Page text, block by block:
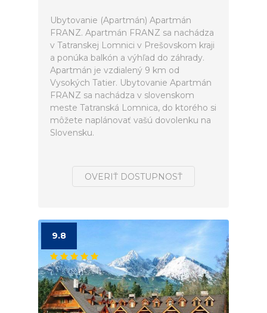
Ubytovanie (Apartmán) Apartmán
FRANZ. Apartmán FRANZ sa nachádza
v Tatranskej Lomnici v Prešovskom kraji
a ponúka balkón a výhľad do záhrady.
Apartmán je vzdialený 9 km od
Vysokých Tatier. Ubytovanie Apartmán
FRANZ sa nachádza v slovenskom
meste Tatranská Lomnica, do ktorého si
môžete naplánovať vašú dovolenku na
Slovensku.
OVERIŤ DOSTUPNOSŤ
9.8